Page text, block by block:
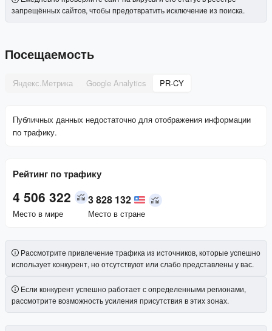
запрещённых сайтов, чтобы предотвратить исключение из поиска.
Посещаемость
Яндекс.Метрика Google Analytics PR-CY
Публичных данных недостаточно для отображения информации
по трафику.
Рейтинг по трафику
4 506 322
Место в мире
3 828 132
Место в стране
Рассмотрите привлечение трафика из источников, которые успешно
использует конкурент, но отсутствуют или слабо представлены у вас.
Если конкурент успешно работает с определенными регионами,
рассмотрите возможность усиления присутствия в этих зонах.